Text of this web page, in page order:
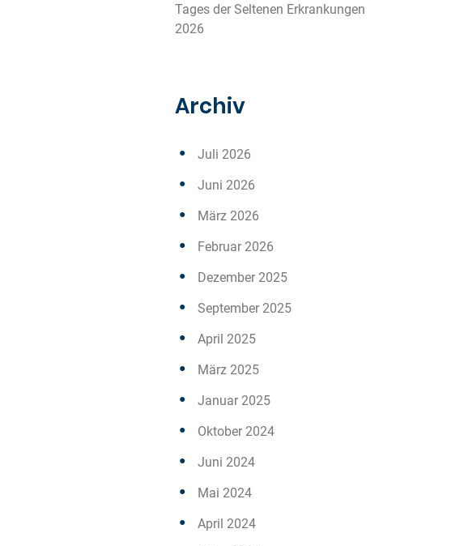
Tages der Seltenen Erkrankungen
2026
Archiv
Juli 2026
Juni 2026
März 2026
Februar 2026
Dezember 2025
September 2025
April 2025
März 2025
Januar 2025
Oktober 2024
Juni 2024
Mai 2024
April 2024